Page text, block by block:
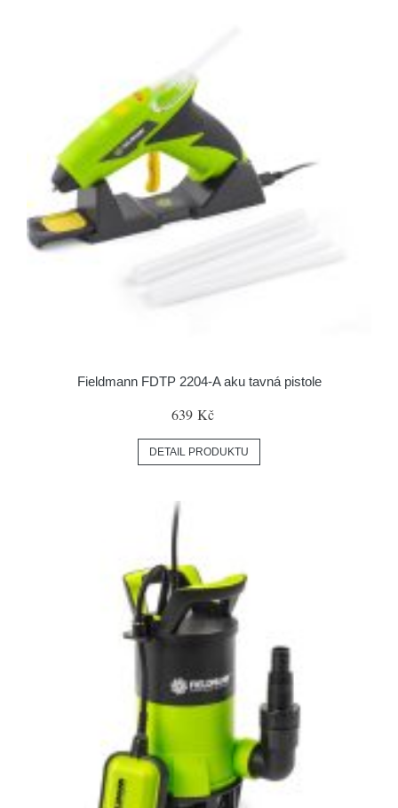
Fieldmann FDTP 2204-A aku tavná pistole
639 Kč
DETAIL PRODUKTU